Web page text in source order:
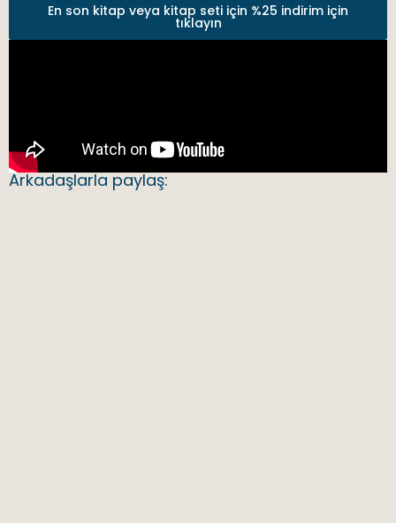
En son kitap veya kitap seti için %25 indirim için
tıklayın
Arkadaşlarla paylaş: